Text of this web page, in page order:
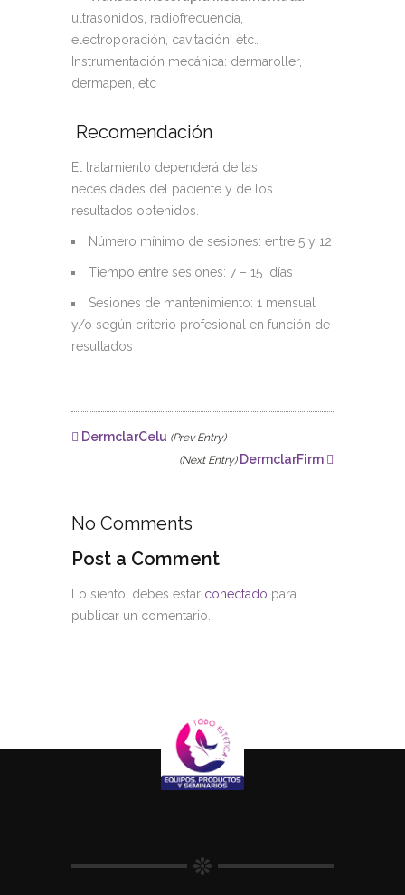
ultrasonidos, radiofrecuencia,
electroporación, cavitación, etc…
Instrumentación mecánica: dermaroller,
dermapen, etc
Recomendación
El tratamiento dependerá de las
necesidades del paciente y de los
resultados obtenidos.
Número mínimo de sesiones: entre 5 y 12
Tiempo entre sesiones: 7 – 15 días
Sesiones de mantenimiento: 1 mensual
y/o según criterio profesional en función de
resultados
DermclarCelu (Prev Entry)
(Next Entry)DermclarFirm
No Comments
Post a Comment
Lo siento, debes estar conectado para
publicar un comentario.